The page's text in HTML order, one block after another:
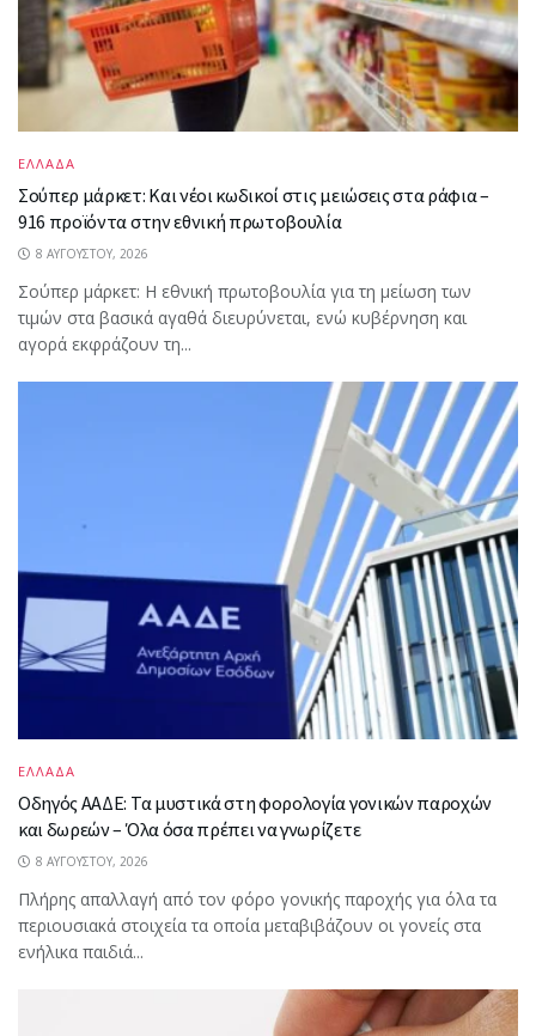
ΕΛΛΑΔΑ
Σούπερ μάρκετ: Και νέοι κωδικοί στις μειώσεις στα ράφια –
916 προϊόντα στην εθνική πρωτοβουλία
8 ΑΥΓΟΎΣΤΟΥ, 2026
Σούπερ μάρκετ: Η εθνική πρωτοβουλία για τη μείωση των
τιμών στα βασικά αγαθά διευρύνεται, ενώ κυβέρνηση και
αγορά εκφράζουν τη...
ΕΛΛΑΔΑ
Οδηγός ΑΑΔΕ: Τα μυστικά στη φορολογία γονικών παροχών
και δωρεών – Όλα όσα πρέπει να γνωρίζετε
8 ΑΥΓΟΎΣΤΟΥ, 2026
Πλήρης απαλλαγή από τον φόρο γονικής παροχής για όλα τα
περιουσιακά στοιχεία τα οποία μεταβιβάζουν οι γονείς στα
ενήλικα παιδιά...